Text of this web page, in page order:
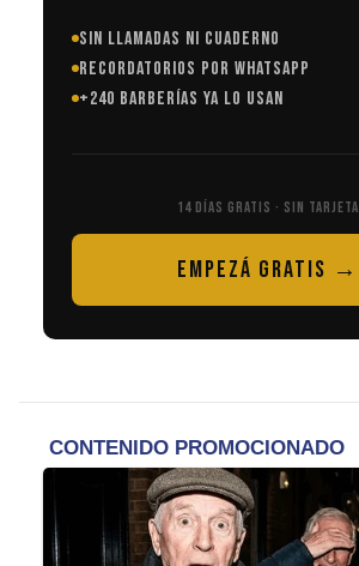
SIN LLAMADAS NI CUADERNO
RECORDATORIOS POR WHATSAPP
+240 BARBERÍAS YA LO USAN
14 DÍAS GRATIS · SIN TARJETA
EMPEZÁ GRATIS →